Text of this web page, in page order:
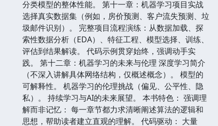
分类模型的整体性能。 第十一章：机器学习项目实战
选择真实数据集（例如，房价预测、客户流失预测、垃
圾邮件识别）。 完整项目流程演练：从数据加载、探
索性数据分析（EDA）、特征工程、模型选择、训练、
评估到结果解读。 代码示例贯穿始终，强调动手实
践。 第十二章：机器学习的未来与伦理 深度学习简介
（不深入讲解具体网络结构，仅概述概念）。 模型的
可解释性。 机器学习的伦理挑战（偏见、公平性、隐
私）。 持续学习与AI的未来展望。 本书特色： 强调理
解而非记忆： 每一章节都力求清晰阐述算法的逻辑和
思想，帮助读者建立直观的理解。 代码驱动： 大量